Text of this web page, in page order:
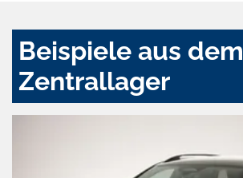
Beispiele aus dem
Zentrallager